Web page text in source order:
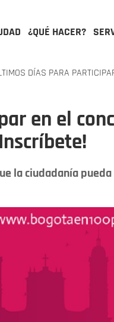
¿QUÉ HACER?
DÍAS PARA
en el
la ciudadanía